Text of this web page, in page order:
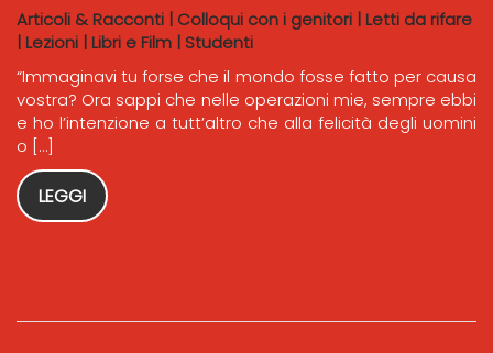
Articoli & Racconti | Colloqui con i genitori | Letti da rifare
| Lezioni | Libri e Film | Studenti
“Immaginavi tu forse che il mondo fosse fatto per causa
vostra? Ora sappi che nelle operazioni mie, sempre ebbi
e ho l’intenzione a tutt’altro che alla felicità degli uomini
o […]
LEGGI